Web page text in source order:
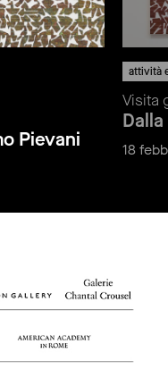
Pievani
attività
Visita
18